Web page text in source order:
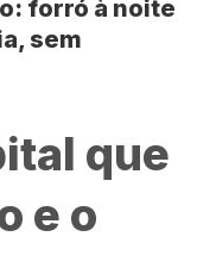
forró à noite
sem
que
e o